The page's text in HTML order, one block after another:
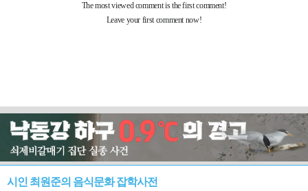
시인 최원준의 음식문화 잡학사전